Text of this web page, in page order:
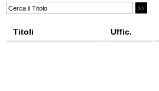
Titoli Uffic.